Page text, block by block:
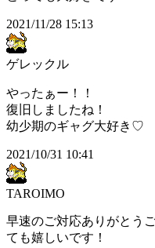
2021/11/28 15:13
ゲレックル
やったぁー！！
復旧しましたね！
幼少期のギャグ大好き♡
2021/10/31 10:41
TAROIMO
早速のご対応ありがとう
ても嬉しいです！